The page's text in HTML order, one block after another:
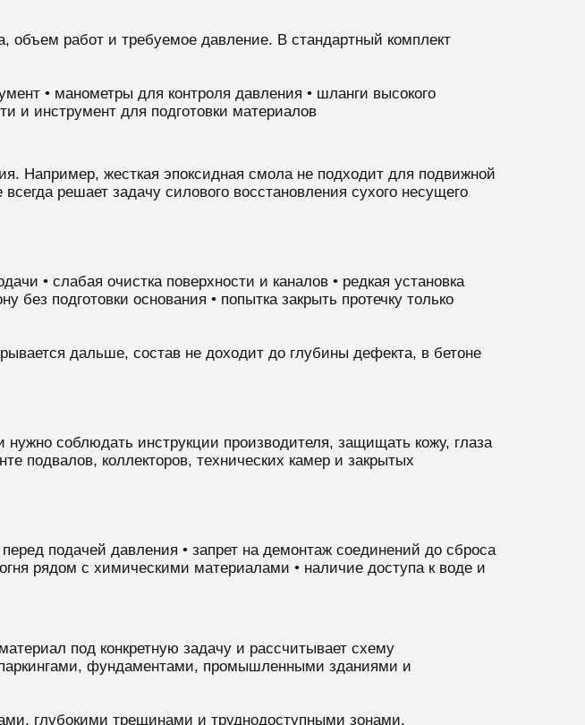
объем работ и требуемое давление. В стандартный комплект
• манометры для контроля давления • шланги высокого
и инструмент для подготовки материалов
Например, жесткая эпоксидная смола не подходит для подвижной
решает задачу силового восстановления сухого несущего
• слабая очистка поверхности и каналов • редкая установка
без подготовки основания • попытка закрыть протечку только
дальше, состав не доходит до глубины дефекта, в бетоне
соблюдать инструкции производителя, защищать кожу, глаза
подвалов, коллекторов, технических камер и закрытых
подачей давления • запрет на демонтаж соединений до сброса
рядом с химическими материалами • наличие доступа к воде и
под конкретную задачу и рассчитывает схему
фундаментами, промышленными зданиями и
глубокими трещинами и труднодоступными зонами.